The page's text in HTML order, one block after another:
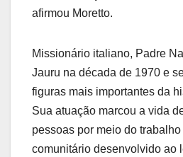
afirmou Moretto.
Missionário italiano, Padre
Jauru na década de 1970 e
figuras mais importantes da
Sua atuação marcou a vida
pessoas por meio do
comunitário desenvolvido ao